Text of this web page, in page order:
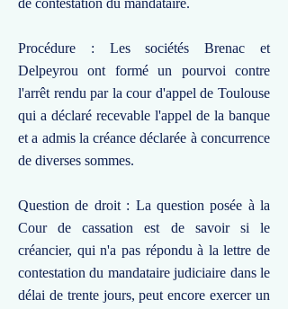
de contestation du mandataire.
Procédure : Les sociétés Brenac et
Delpeyrou ont formé un pourvoi contre
l'arrêt rendu par la cour d'appel de Toulouse
qui a déclaré recevable l'appel de la banque
et a admis la créance déclarée à concurrence
de diverses sommes.
Question de droit : La question posée à la
Cour de cassation est de savoir si le
créancier, qui n'a pas répondu à la lettre de
contestation du mandataire judiciaire dans le
délai de trente jours, peut encore exercer un